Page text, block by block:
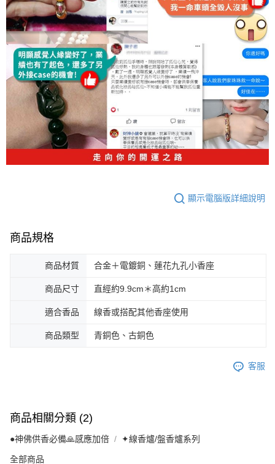
顯示電腦版詳細說明
商品規格
商品材質 合金＋電鍍銅、蓮花九孔小香座
商品尺寸 直經約9.9cm＊高約1cm
適合香品 線香或搭配其他香座使用
商品類型 青銅色、古銅色
客服
商品相關分類 (2)
●神佛供香必備🙏感應加倍 ✦線香爐/盤香爐系列
全部商品